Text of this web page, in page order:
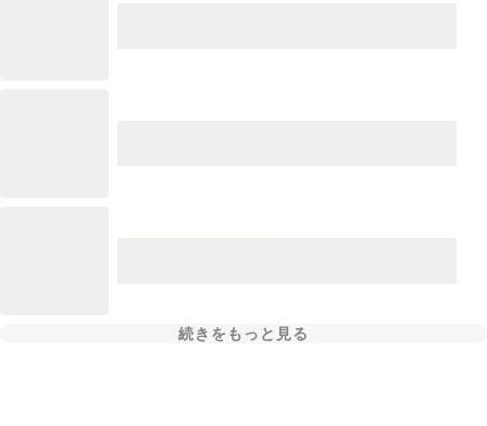
続きをもっと見る